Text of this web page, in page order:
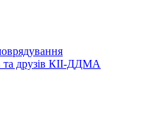
та друзів КІІ-ДДМА